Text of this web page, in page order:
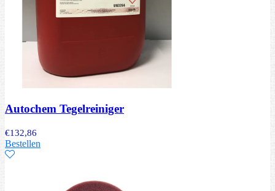
Autochem Tegelreiniger
€132,86
Bestellen